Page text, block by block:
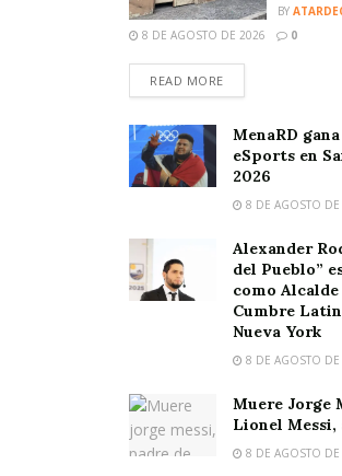
BY
8 DE AGOSTO DE 2026
0
READ MORE
MenaRD
eSports en
2026
8 DE AGOSTO
Alexander
del Pueblo”
como
Cumbre
Nueva York
8 DE AGOSTO
Muere Jorge
Lionel Messi,
8 DE AGOSTO